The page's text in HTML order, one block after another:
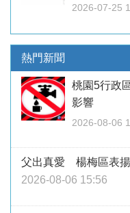
2026-07-25
熱門新聞
桃園5行政
影響
2026-08-06
父出真愛 楊梅區表
2026-08-06 15:56